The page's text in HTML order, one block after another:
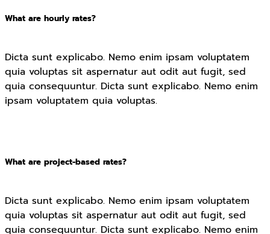
What are hourly rates?
Dicta sunt explicabo. Nemo enim ipsam voluptatem
quia voluptas sit aspernatur aut odit aut fugit, sed
quia consequuntur. Dicta sunt explicabo. Nemo enim
ipsam voluptatem quia voluptas.
What are project-based rates?
Dicta sunt explicabo. Nemo enim ipsam voluptatem
quia voluptas sit aspernatur aut odit aut fugit, sed
quia consequuntur. Dicta sunt explicabo. Nemo enim